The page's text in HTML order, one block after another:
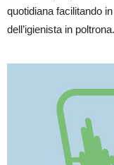
quotidiana facilitando
dell’igienista in poltrona.